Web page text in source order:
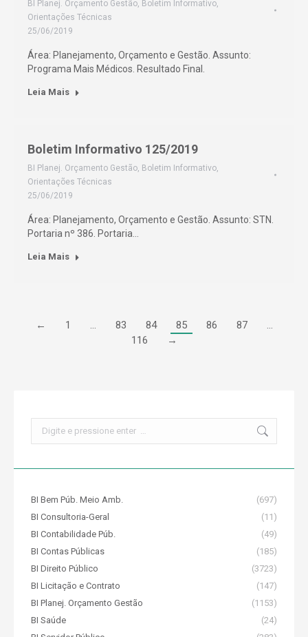
BI Planej. Orçamento Gestão, Boletim Informativo,
Orientações Técnicas
25/06/2019
Área: Planejamento, Orçamento e Gestão. Assunto:
Programa Mais Médicos. Resultado Final.
Leia Mais
Boletim Informativo 125/2019
BI Planej. Orçamento Gestão, Boletim Informativo,
Orientações Técnicas
25/06/2019
Área: Planejamento, Orçamento e Gestão. Assunto: STN.
Portaria nº 386. Portaria…
Leia Mais
← 1 … 83 84 85 86 87
…
116
→
BI Bem Púb. Meio Amb.
(697)
BI Consultoria-Geral
(11)
BI Contabilidade Púb.
(49)
BI Contas Públicas
(185)
BI Direito Público
(3723)
BI Licitação e Contrato
(147)
BI Planej. Orçamento Gestão
(1153)
BI Saúde
(24)